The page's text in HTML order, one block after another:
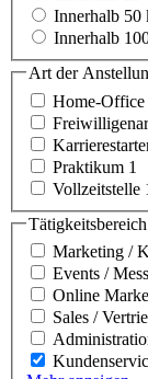
Innerhalb 50
Innerhalb
Art der
Home-Office
Praktikum 1
Vollzeitstelle
Tätigkeitsbereich
Marketing /
Events /
Online
Sales /